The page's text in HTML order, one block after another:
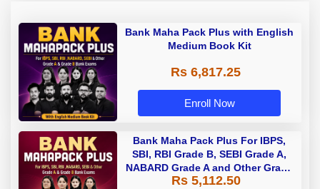
Bank Maha Pack Plus with English
Medium Book Kit
Rs 6,817.25
Enroll Now
Bank Maha Pack Plus For IBPS,
SBI, RBI Grade B, SEBI Grade A,
NABARD Grade A and Other Grade
A & Grade B Bank Exams
Rs 5,112.50